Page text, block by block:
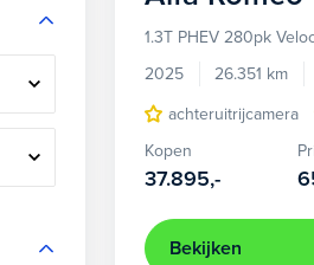
1.3T PHEV 280pk
2025
26.351 km
achteruitrijcamera
Kopen
37.895,-
Bekijken